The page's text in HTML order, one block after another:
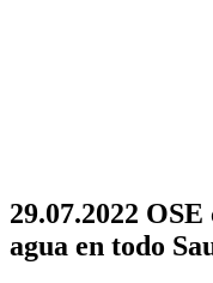
29.07.2022
agua en todo